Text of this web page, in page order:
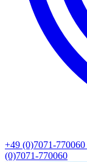
+49 (0)7071-770060
(0)7071-770060